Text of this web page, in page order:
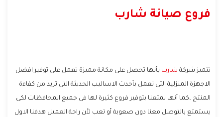
فروع صيانة شارب
تتميز شركة شارب بأنها تحصل على مكانة مميزة تعمل على توفير افضل
الاجهزة المنزلية التى تعمل بأحدث الاساليب الحديثة التى تزيد من كفاءة
المنتج ،كما أنها تمتعنا بتوفير فروع كثيرة لها فى جميع المحافظات لكى
يستمتع بالتوصل معنا دون صعوبة أو تعب لأن راحة العميل هدفنا الاول